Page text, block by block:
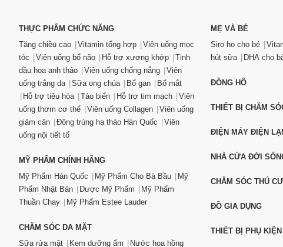
THỰC PHẨM CHỨC NĂNG
Tăng chiều cao
Vitamin tổng hợp
Viên uống mọc
tóc
Viên uống bổ não Hỗ trợ xương khớp
Tinh
dầu hoa anh thảo
Viên uống chống nắng
Viên
uống trắng da
Sữa ong chúa Bổ gan
Bổ mắt
Hỗ trợ tiêu hóa
Tảo biển Hỗ trợ tim mạch
Viên
uống thơm cơ thể
Viên uống Collagen
Viên uống
giảm cân
Đông trùng hạ thảo Hàn Quốc
Viên
uống nội tiết tố
MỸ PHẨM CHÍNH HÃNG
Mỹ Phẩm Hàn Quốc
Mỹ Phẩm Cho Bà Bầu
Mỹ
Phẩm Nhật Bản
Dược Mỹ Phẩm
Mỹ Phẩm
Thuần Chay
Mỹ Phẩm Estee Lauder
CHĂM SÓC DA MẶT
Sữa rửa mặt
Kem dưỡng ẩm Nước hoa hồng
MẸ VÀ BÉ
Siro ho cho bé
hút sữa
DHA cho
ĐỒNG HỒ
THIẾT BỊ CHĂM
ĐIỆN MÁY ĐIỆN
NHÀ CỬA ĐỜI
CHĂM SÓC THÚ
ĐỒ GIA DỤNG
THIẾT BỊ PHỤ